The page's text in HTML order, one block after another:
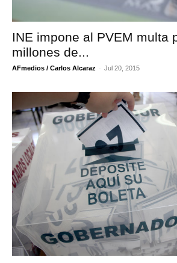
INE impone al PVEM multa
millones de...
AFmedios / Carlos Alcaraz - Jul 20, 2015